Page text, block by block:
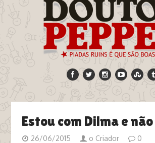
Estou com Dilma e
26/06/2015 o Criador 0